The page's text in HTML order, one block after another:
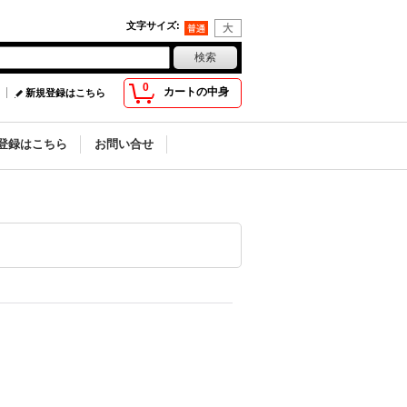
文字サイズ:
0 カートの中身
新規登録はこちら
録はこちら お問い合せ